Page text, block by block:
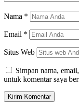
Nama *
Email *
Situs Web
Simpan nama,
untuk komentar saya